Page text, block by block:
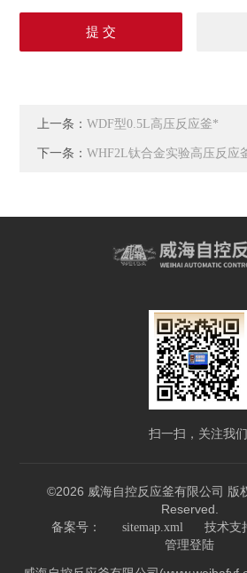
上一条：WDF型0.5L高压反应釜*
下一条：WHF2L钛合金实验高压反应
扫一扫，关注我们
©2026 威海自控反应釜有限公司 版
Reserved.
备案号： sitemap.xml 技术支
管理登陆